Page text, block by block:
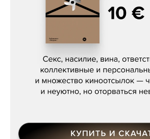
Сергей Кузнецов,